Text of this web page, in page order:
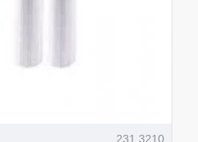
231.3210